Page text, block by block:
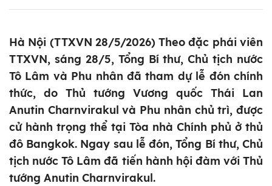
Hà Nội (TTXVN 28/5/2026) Theo đặc phái viên
TTXVN, sáng 28/5, Tổng Bí thư, Chủ tịch nước
Tô Lâm và Phu nhân đã tham dự lễ đón chính
thức, do Thủ tướng Vương quốc Thái Lan
Anutin Charnvirakul và Phu nhân chủ trì, được
cử hành trọng thể tại Tòa nhà Chính phủ ở thủ
đô Bangkok. Ngay sau lễ đón, Tổng Bí thư, Chủ
tịch nước Tô Lâm đã tiến hành hội đàm với Thủ
tướng Anutin Charnvirakul.